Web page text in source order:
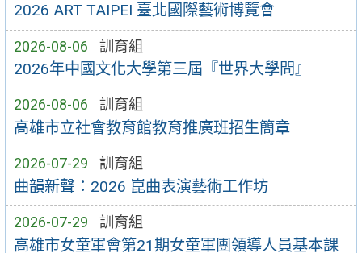
2026 ART TAIPEI 臺北國際藝術博覽會
2026-08-06 訓育組
2026年中國文化大學第三屆『世界大學問』
2026-08-06 訓育組
高雄市立社會教育館教育推廣班招生簡章
2026-07-29 訓育組
曲韻新聲：2026 崑曲表演藝術工作坊
2026-07-29 訓育組
高雄市女童軍會第21期女童軍團領導人員基本課